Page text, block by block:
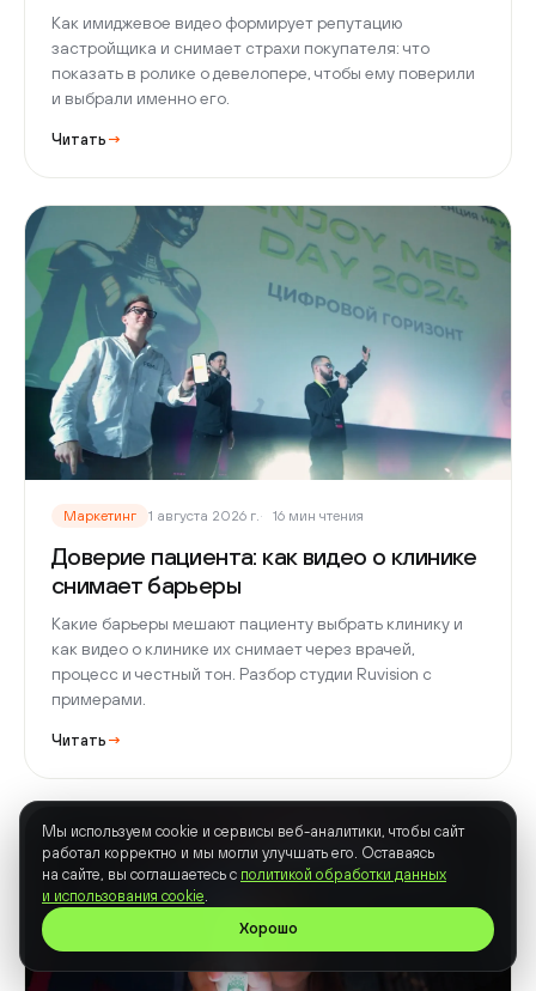
Как имиджевое видео формирует репутацию
застройщика и снимает страхи покупателя: что
показать в ролике о девелопере, чтобы ему поверили
и выбрали именно его.
Читать →
Маркетинг 1 августа 2026 г. 16 мин чтения
Доверие пациента: как видео о клинике
снимает барьеры
Какие барьеры мешают пациенту выбрать клинику и
как видео о клинике их снимает через врачей,
процесс и честный тон. Разбор студии Ruvision с
примерами.
Читать →
Мы используем cookie и сервисы веб-аналитики, чтобы сайт
работал корректно и мы могли улучшать его. Оставаясь
на сайте, вы соглашаетесь с политикой обработки данных
и использования cookie.
Хорошо